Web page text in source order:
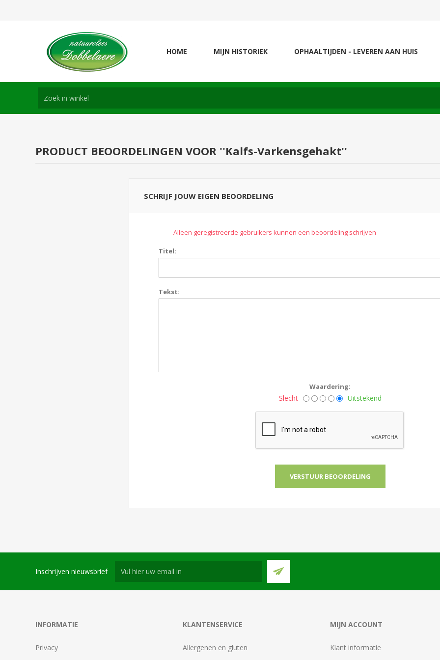
HOME MIJN HISTORIEK OPHAALTIJDEN - LEVEREN AAN HUIS
PRODUCT BEOORDELINGEN VOOR Kalfs-Varkensgehakt
SCHRIJF JOUW EIGEN BEOORDELING
Alleen geregistreerde gebruikers kunnen een beoordeling schrijven
Titel:
Tekst:
Waardering:
Slecht Uitstekend
Inschrijven nieuwsbrief
INFORMATIE
Privacy
KLANTENSERVICE
Allergenen en gluten
MIJN ACCOUNT
Klant informatie